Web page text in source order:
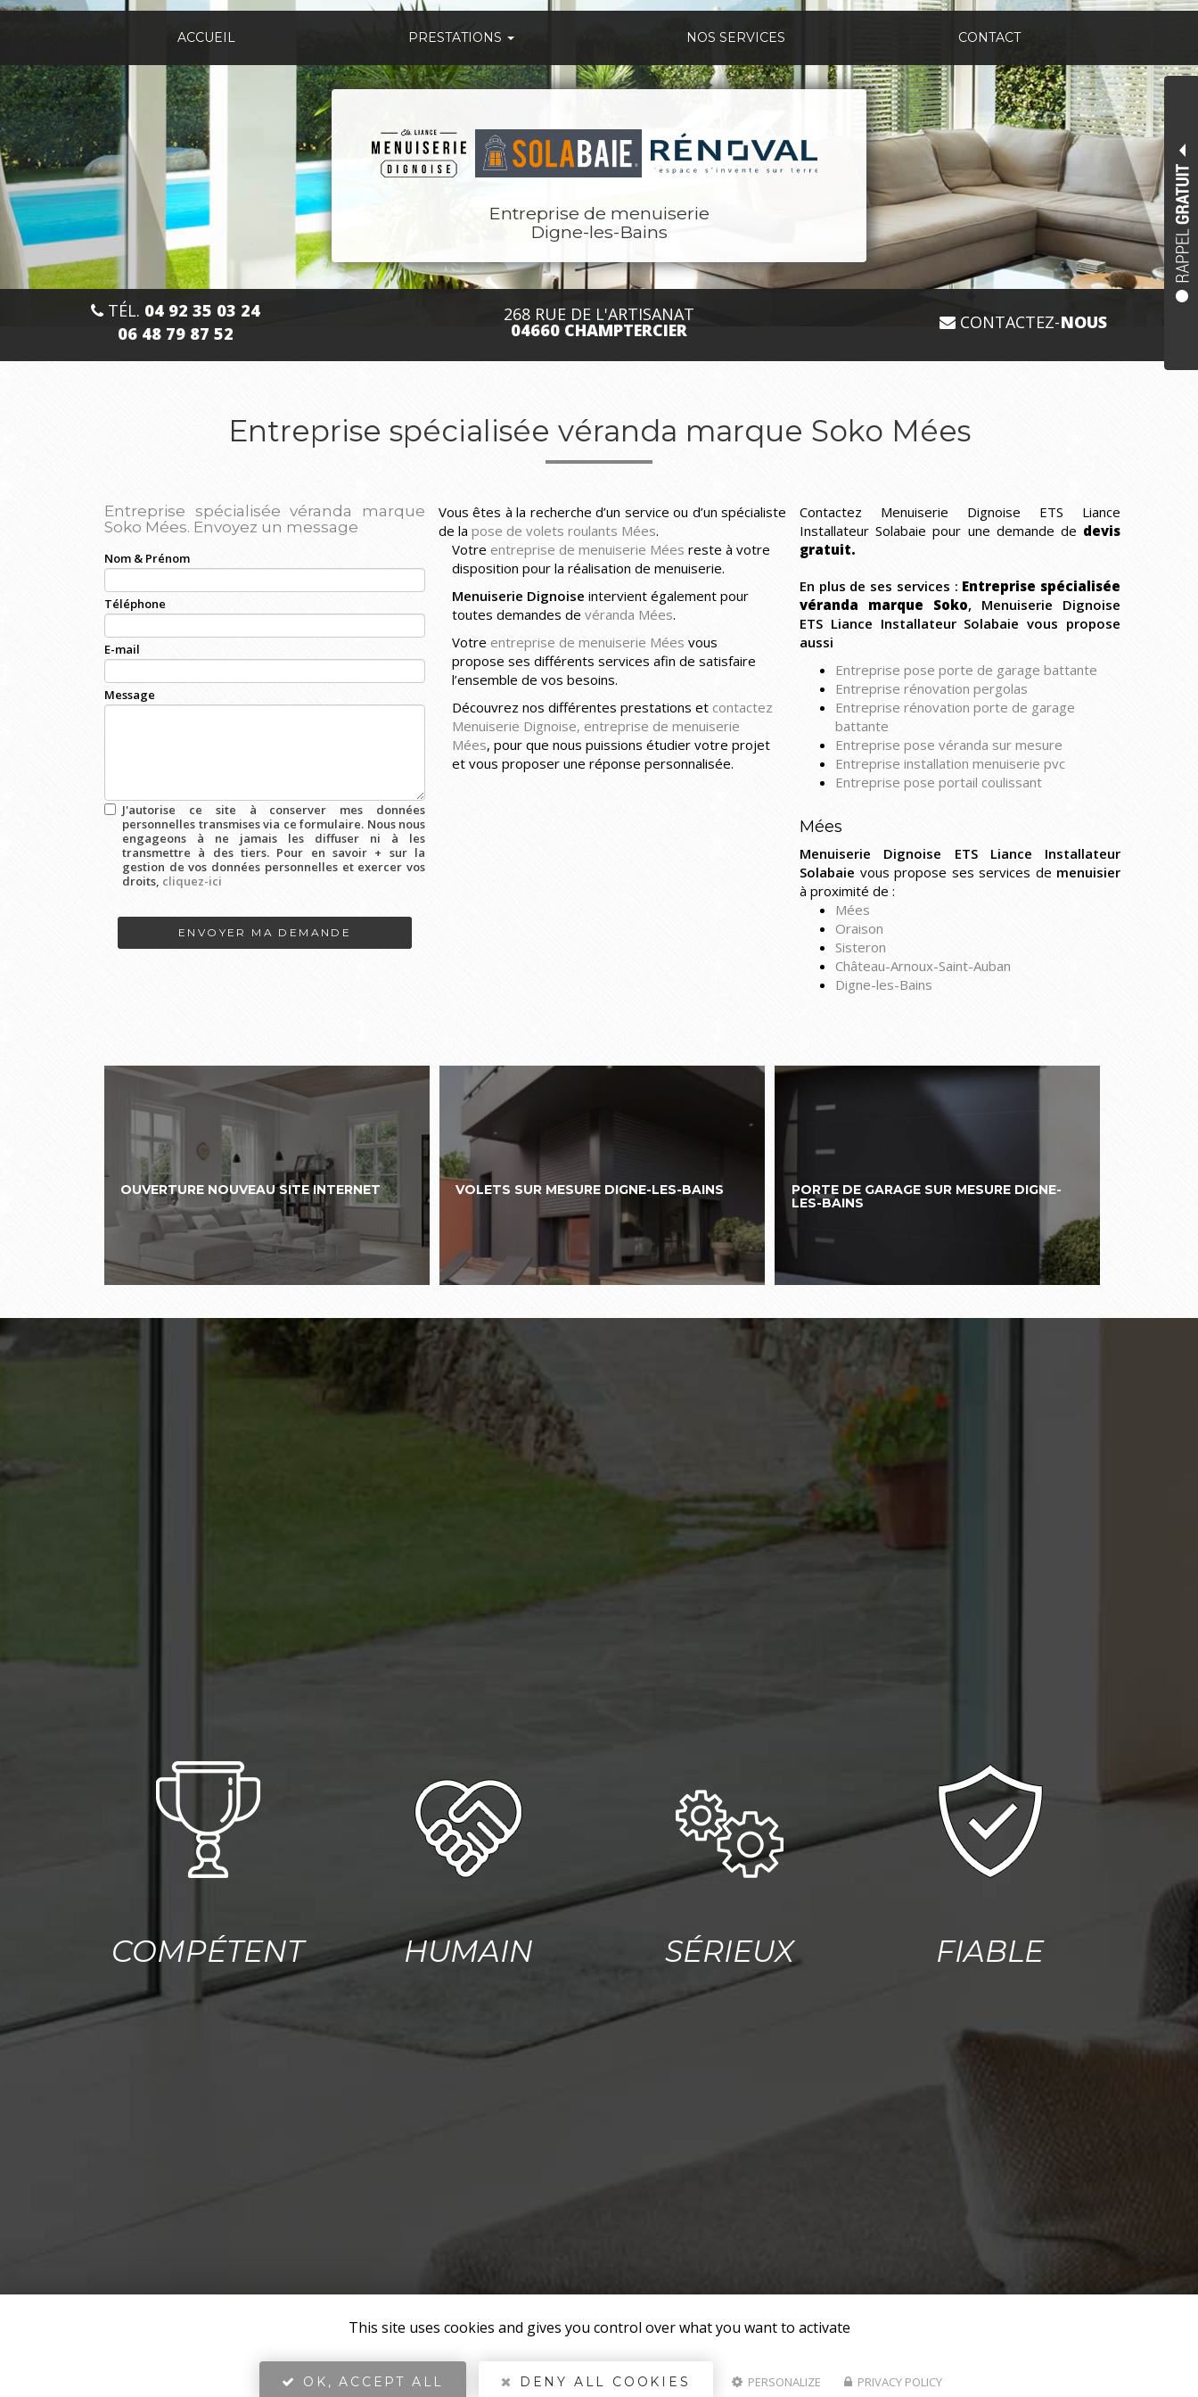
Aller
principal
ACCUEIL PRESTATIONS NOS SERVICES CONTACT
Entreprise de menuiserie
Digne-les-Bains
TÉL. 04 92 35 03 24
06 48 79 87 52
268 RUE DE L'ARTISANAT
04660 CHAMPTERCIER CONTACTEZ-NOUS
Entreprise spécialisée véranda marque Soko Mées
Entreprise spécialisée véranda marque
Soko Mées. Envoyez un message
Nom & Prénom
Téléphone
E-mail
Message
J'autorise ce site à conserver mes données
personnelles transmises via ce formulaire. Nous nous
engageons à ne jamais les diffuser ni à les
transmettre à des tiers. Pour en savoir + sur la
gestion de vos données personnelles et exercer vos
droits, cliquez-ici
RGPD
ENVOYER MA DEMANDE
Vous êtes à la recherche d’un service ou d’un spécialiste
de la pose de volets roulants Mées.
Votre entreprise de menuiserie Mées reste à votre
disposition pour la réalisation de menuiserie.
Menuiserie Dignoise intervient également pour
toutes demandes de véranda Mées.
Votre entreprise de menuiserie Mées vous
propose ses différents services afin de satisfaire
l’ensemble de vos besoins.
Découvrez nos différentes prestations et contactez
Menuiserie Dignoise, entreprise de menuiserie
Mées, pour que nous puissions étudier votre projet
et vous proposer une réponse personnalisée.
Contactez Menuiserie Dignoise ETS Liance
Installateur Solabaie pour une demande de devis
gratuit.
En plus de ses services : Entreprise spécialisée
véranda marque Soko, Menuiserie Dignoise
ETS Liance Installateur Solabaie vous propose
aussi
Entreprise pose porte de garage battante
Entreprise rénovation pergolas
Entreprise rénovation porte de garage
battante
Entreprise pose véranda sur mesure
Entreprise installation menuiserie pvc
Entreprise pose portail coulissant
Mées
Menuiserie Dignoise ETS Liance Installateur
Solabaie vous propose ses services de menuisier
à proximité de :
Mées
Oraison
Sisteron
Château-Arnoux-Saint-Auban
Digne-les-Bains
OUVERTURE NOUVEAU SITE INTERNET VOLETS SUR MESURE DIGNE-LES-BAINS
PORTE DE GARAGE SUR MESURE DIGNE-
LES-BAINS
COMPÉTENT HUMAIN SÉRIEUX FIABLE
This site uses cookies and gives you control over what you want to activate
OK, ACCEPT ALL DENY ALL COOKIES PERSONALIZE PRIVACY POLICY